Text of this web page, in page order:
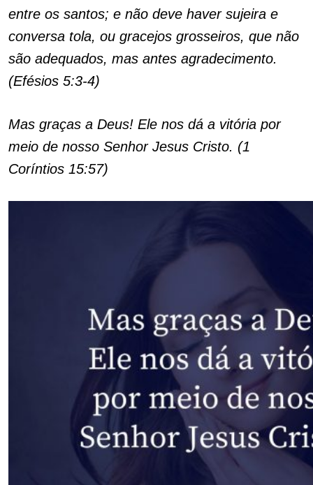
entre os santos; e não deve haver sujeira e
conversa tola, ou gracejos grosseiros, que não
são adequados, mas antes agradecimento.
(Efésios 5:3-4)
Mas graças a Deus! Ele nos dá a vitória por
meio de nosso Senhor Jesus Cristo. (1
Coríntios 15:57)